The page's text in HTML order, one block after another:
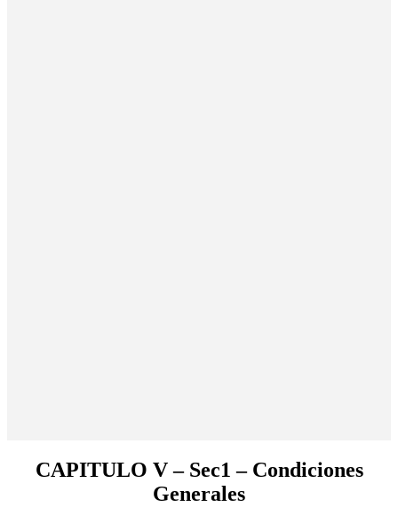
CAPITULO V – Sec1 – Condiciones
Generales